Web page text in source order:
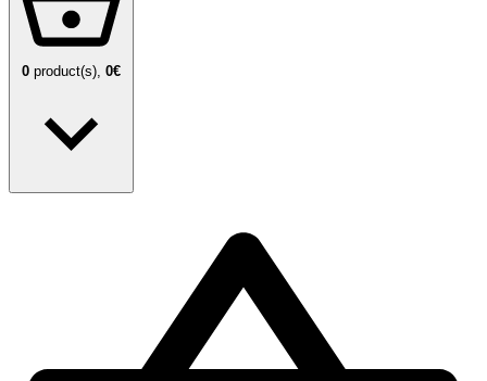
0 product(s), 0€